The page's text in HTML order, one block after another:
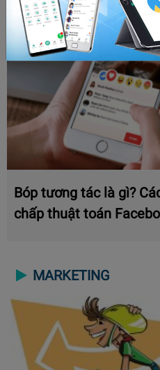
Bóp tương tác là gì?
chấp thuật toán
MARKETING